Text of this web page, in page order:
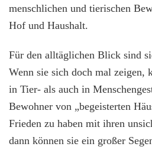
menschlichen und tierischen
Hof und Haushalt.
Für den alltäglichen Blick sind
Wenn sie sich doch mal zeigen,
in Tier- als auch in
Bewohner von „begeisterten
Frieden zu haben mit ihren
dann können sie ein großer